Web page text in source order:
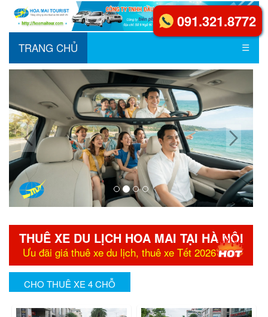
TRANG CHỦ ☰
THUÊ XE DU LỊCH HOA MAI TẠI HÀ NỘI
Ưu đãi giá thuê xe du lịch, thuê xe Tết 2026
CHO THUÊ XE 4 CHỖ
091.321.8772